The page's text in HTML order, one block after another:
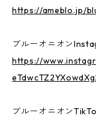
https://ameblo.jp/
ブルーオニオン
https://
ブルーオニオン